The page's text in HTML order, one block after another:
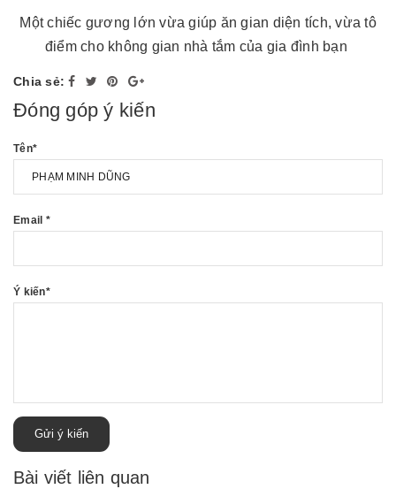
Một chiếc gương lớn vừa giúp ăn gian diện tích, vừa tô
điểm cho không gian nhà tắm của gia đình bạn
Chia sẻ:
Đóng góp ý kiến
Tên*
Email *
Ý kiến*
Gửi ý kiến
Bài viết liên quan